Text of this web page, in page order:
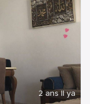
2 ans Il ya